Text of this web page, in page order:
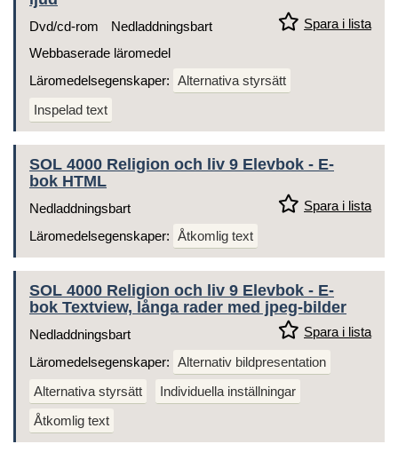
Spara i lista
Dvd/cd-rom
Nedladdningsbart
Webbaserade läromedel
Läromedelsegenskaper: Alternativa styrsätt
Inspelad text
SOL 4000 Religion och liv 9 Elevbok - E-
bok HTML
Spara i lista
Nedladdningsbart
Läromedelsegenskaper: Åtkomlig text
SOL 4000 Religion och liv 9 Elevbok - E-
bok Textview, långa rader med jpeg-bilder
Spara i lista
Nedladdningsbart
Läromedelsegenskaper: Alternativ bildpresentation
Alternativa styrsätt
Individuella inställningar
Åtkomlig text